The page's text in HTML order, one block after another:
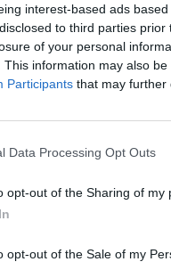
interest-based ads
to third parties
of your personal
This information may also
Participants that may further
Data Processing Opt Outs
opt-out of the Sharing of my
opt-out of the Sale of my
a film